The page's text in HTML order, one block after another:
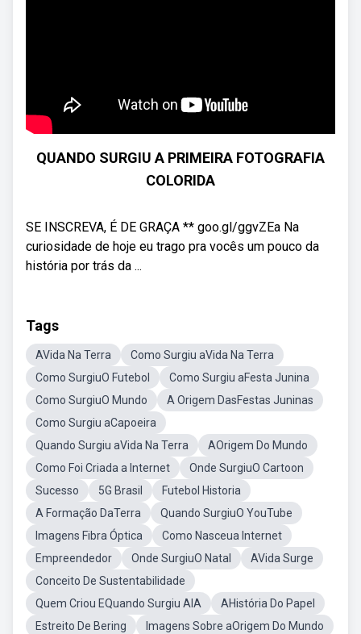
QUANDO SURGIU A PRIMEIRA FOTOGRAFIA
COLORIDA
SE INSCREVA, É DE GRAÇA ** goo.gl/ggvZEa Na
curiosidade de hoje eu trago pra vocês um pouco da
história por trás da ...
Tags
AVida Na Terra
Como Surgiu aVida Na Terra
Como SurgiuO Futebol
Como Surgiu aFesta Junina
Como SurgiuO Mundo
A Origem DasFestas Juninas
Como Surgiu aCapoeira
Quando Surgiu aVida Na Terra
AOrigem Do Mundo
Como Foi Criada a Internet
Onde SurgiuO Cartoon
Sucesso
5G Brasil
Futebol Historia
A Formação DaTerra
Quando SurgiuO YouTube
Imagens Fibra Óptica
Como Nasceua Internet
Empreendedor
Onde SurgiuO Natal
AVida Surge
Conceito De Sustentabilidade
Quem Criou EQuando Surgiu AIA
AHistória Do Papel
Estreito De Bering
Imagens Sobre aOrigem Do Mundo